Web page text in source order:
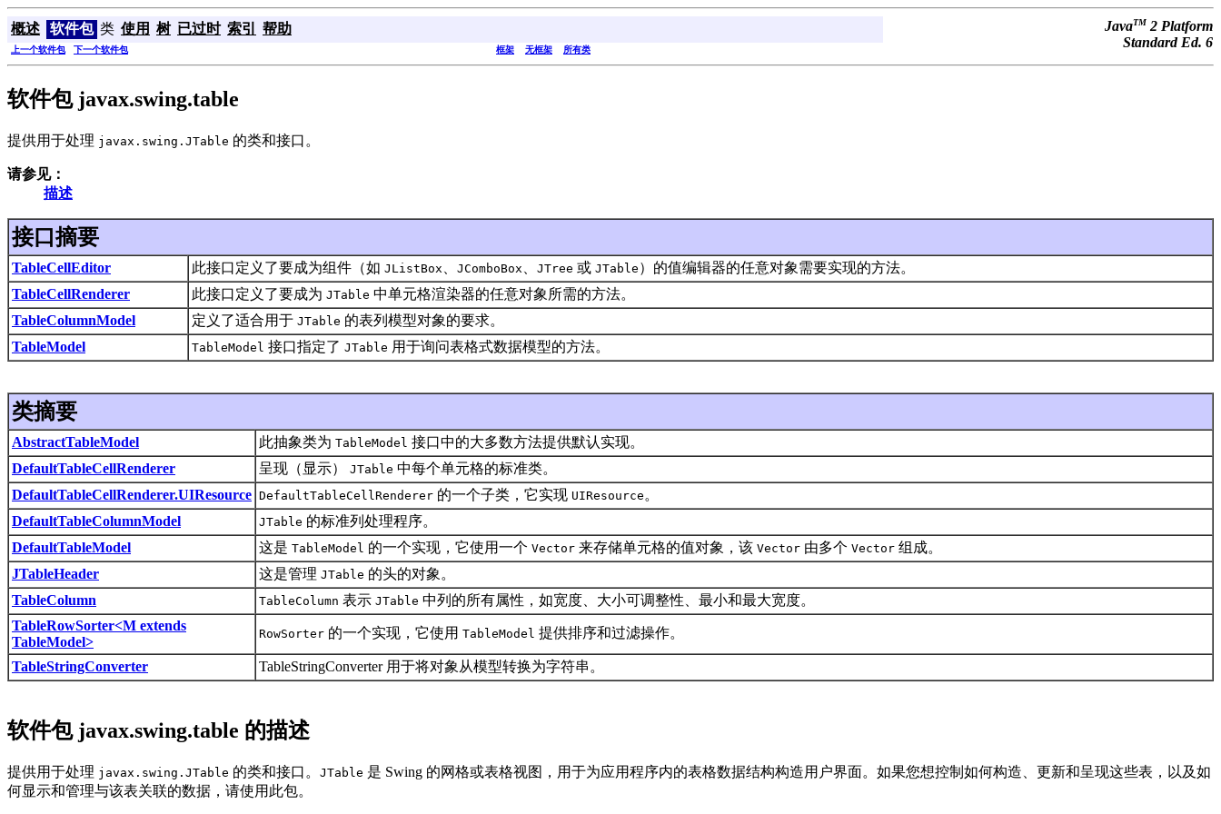
概述 软件包 类 使用 树 已过时 索引 帮助 JavaTM 2 Platform
Standard Ed. 6
上一个软件包 下一个软件包 框架 无框架 所有类
软件包 javax.swing.table
提供用于处理 javax.swing.JTable 的类和接口。
请参见：
描述
接口摘要
TableCellEditor 此接口定义了要成为组件（如 JListBox JComboBox JTree 或 JTable ）的值编辑器的任意对象需要实现的方法。
TableCellRenderer
此接口定义了要成为 JTable 中单元格渲染器的任意对象所需的方法。
TableColumnModel
定义了适合用于 JTable 的表列模型对象的要求。
TableModel
TableModel 接口指定了 JTable 用于询问表格式数据模型的方法。
类摘要
AbstractTableModel 此抽象类为 TableModel 接口中的大多数方法提供默认实现。
DefaultTableCellRenderer
呈现（显示） JTable 中每个单元格的标准类。
DefaultTableCellRenderer.UIResource DefaultTableCellRenderer 的一个子类，它实现 UIResource 。
DefaultTableColumnModel
JTable 的标准列处理程序。
DefaultTableModel
这是 TableModel 的一个实现，它使用一个 Vector 来存储单元格的值对象，该 Vector 由多个 Vector 组成。
JTableHeader
这是管理 JTable 的头的对象。
TableColumn
TableColumn 表示 JTable 中列的所有属性，如宽度、大小可调整性、最小和最大宽度。
TableRowSorter<M extends
TableModel>
RowSorter 的一个实现，它使用 TableModel 提供排序和过滤操作。
TableStringConverter TableStringConverter 用于将对象从模型转换为字符串。
软件包 javax.swing.table 的描述
提供用于处理 javax.swing.JTable 的类和接口。 JTable 是 Swing 的网格或表格视图，用于为应用程序内的表格数据结构构造用户界面。如果您想控制如何构造、更新和呈现这些表，以及如
何显示和管理与该表关联的数据，请使用此包。